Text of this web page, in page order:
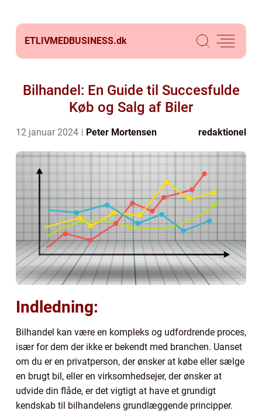
ETLIVMEDBUSINESS.dk
Bilhandel: En Guide til Succesfulde
Køb og Salg af Biler
12 januar 2024 Peter Mortensen redaktionel
Indledning:
Bilhandel kan være en kompleks og udfordrende proces,
især for dem der ikke er bekendt med branchen. Uanset
om du er en privatperson, der ønsker at købe eller sælge
en brugt bil, eller en virksomhedsejer, der ønsker at
udvide din flåde, er det vigtigt at have et grundigt
kendskab til bilhandelens grundlæggende principper.